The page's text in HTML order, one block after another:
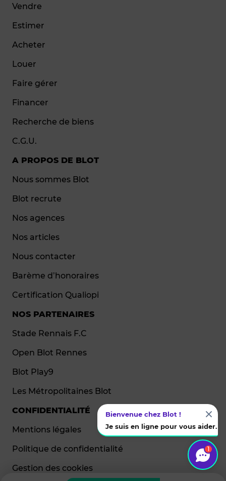
Vendre
Estimer
Acheter
Louer
Faire gérer
Financer
Recherche de biens
C.G.U.
A PROPOS DE BLOT
Nous sommes Blot
Blot recrute
Nos agences
Nos articles
Nous contacter
Barème d’honoraires
Certification Qualiopi
NOS PARTENAIRES
Stade Rennais F.C
Open Blot Rennes
Blot Play9
Les Métropolitaines Blot
CONFIDENTIALITÉ
Mentions légales
Politique de confidentialité
Gestion des cookies
1
Bienvenue chez Blot !
Je suis en ligne pour vous aider.